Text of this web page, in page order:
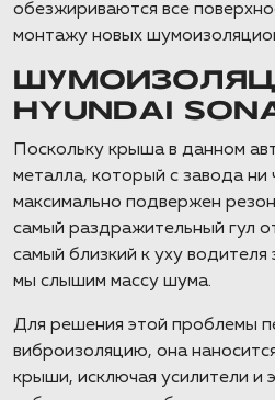
обезжириваются все
монтажу новых
HYUNDAI
Поскольку крыша в данном
металла, который с завода
максимально подвержен
самый раздражительный гул
самый близкий к уху
мы слышим массу шума.
Для решения этой проблемы
виброизоляцию, она
крыши, исключая усилители